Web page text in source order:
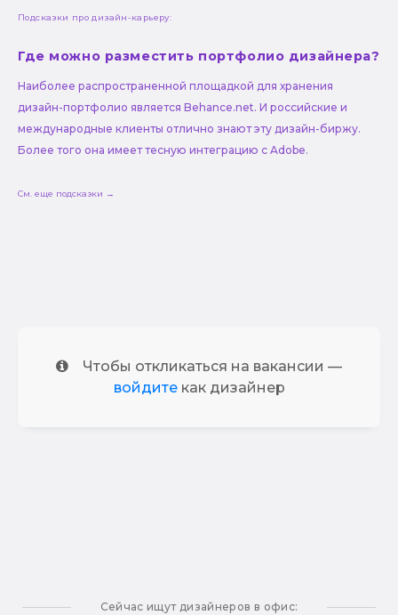
Подсказки про дизайн-карьеру:
Где можно разместить портфолио дизайнера?
Наиболее распространенной площадкой для хранения
дизайн-портфолио является Behance.net. И российские и
международные клиенты отлично знают эту дизайн-биржу.
Более того она имеет тесную интеграцию с Adobe.
См. еще подсказки →
Чтобы откликаться на вакансии —
войдитекак дизайнер
Сейчас ищут дизайнеров в офис: